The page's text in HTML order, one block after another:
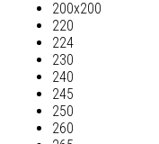
200х200
220
224
230
240
245
250
260